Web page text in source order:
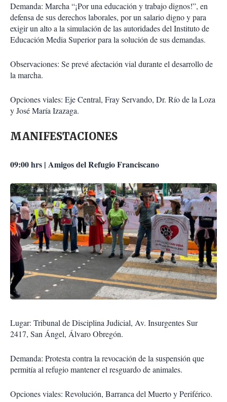
Demanda: Marcha “¡Por una educación y trabajo dignos!”, en
defensa de sus derechos laborales, por un salario digno y para
exigir un alto a la simulación de las autoridades del Instituto de
Educación Media Superior para la solución de sus demandas.
Observaciones: Se prevé afectación vial durante el desarrollo de
la marcha.
Opciones viales: Eje Central, Fray Servando, Dr. Río de la Loza
y José María Izazaga.
MANIFESTACIONES
09:00 hrs | Amigos del Refugio Franciscano
Lugar: Tribunal de Disciplina Judicial, Av. Insurgentes Sur
2417, San Ángel, Álvaro Obregón.
Demanda: Protesta contra la revocación de la suspensión que
permitía al refugio mantener el resguardo de animales.
Opciones viales: Revolución, Barranca del Muerto y Periférico.